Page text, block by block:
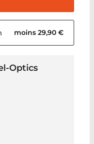
moins 29,90 €
Optics